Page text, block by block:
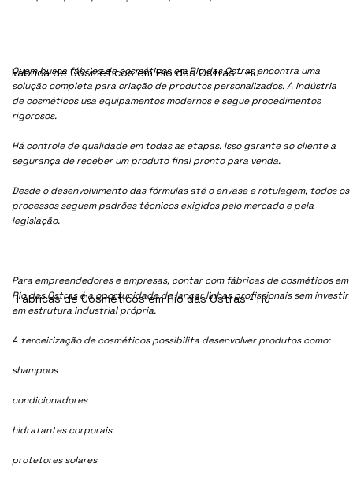
Quem busca fábrica de cosméticos em Rio das Ostras encontra uma
solução completa para criação de produtos personalizados. A indústria
de cosméticos usa equipamentos modernos e segue procedimentos
rigorosos.
Há controle de qualidade em todas as etapas. Isso garante ao cliente a
segurança de receber um produto final pronto para venda.
Desde o desenvolvimento das fórmulas até o envase e rotulagem, todos os
processos seguem padrões técnicos exigidos pelo mercado e pela
legislação.
Para empreendedores e empresas, contar com fábricas de cosméticos em
Rio das Ostras é a oportunidade de lançar linhas profissionais sem investir
em estrutura industrial própria.
A terceirização de cosméticos possibilita desenvolver produtos como:
shampoos
condicionadores
hidratantes corporais
protetores solares
Fábrica de Cosméticos em Rio das Ostras - RJ
Fábricas de Cosméticos em Rio das Ostras - RJ